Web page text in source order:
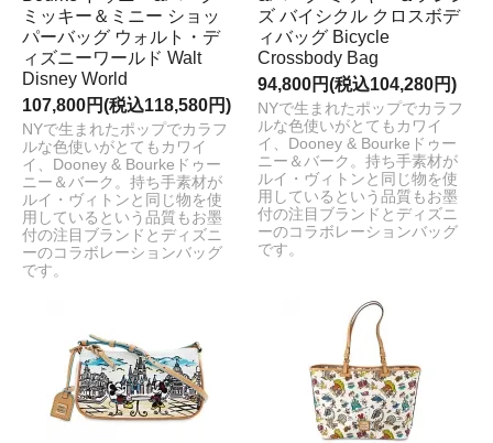
ミッキー＆ミニー ショッ
パーバッグ ウォルト・デ
ィズニーワールド Walt
Disney World
107,800円(税込118,580円)
NYで生まれたポップでカラフ
ルな色使いがとてもカワイ
イ、Dooney & Bourkeドゥー
ニー＆バーク。持ち手素材が
ルイ・ヴィトンと同じ物を使
用しているという品質もお墨
付の注目ブランドとディズニ
ーのコラボレーションバッグ
です。
ズ バイシクル クロスボデ
ィバッグ Bicycle
Crossbody Bag
94,800円(税込104,280円)
NYで生まれたポップでカラフ
ルな色使いがとてもカワイ
イ、Dooney & Bourkeドゥー
ニー＆バーク。持ち手素材が
ルイ・ヴィトンと同じ物を使
用しているという品質もお墨
付の注目ブランドとディズニ
ーのコラボレーションバッグ
です。